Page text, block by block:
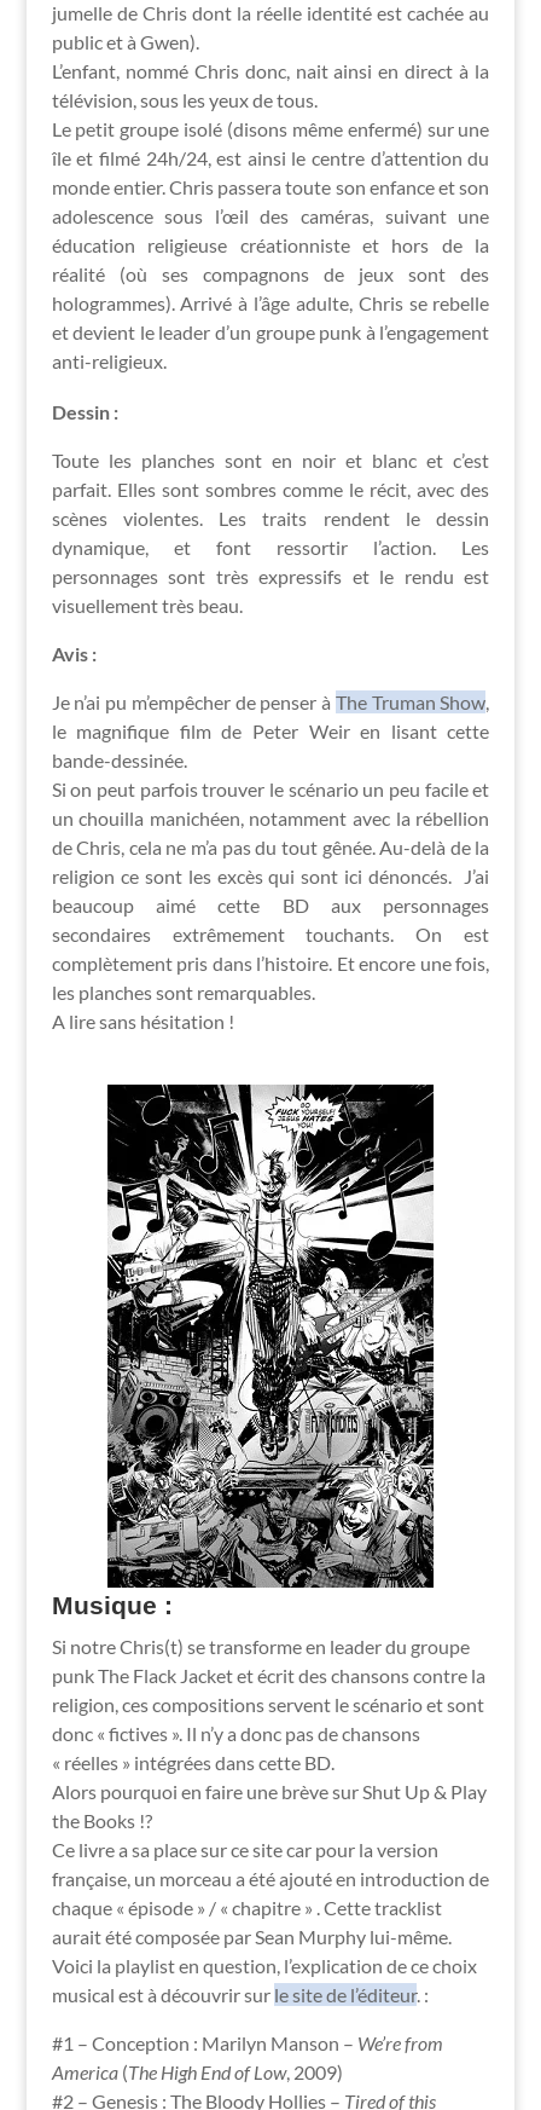
jumelle de Chris dont la réelle identité est cachée au
public et à Gwen).
L’enfant, nommé Chris donc, nait ainsi en direct à la
télévision, sous les yeux de tous.
Le petit groupe isolé (disons même enfermé) sur une
île et filmé 24h/24, est ainsi le centre d’attention du
monde entier. Chris passera toute son enfance et son
adolescence sous l’œil des caméras, suivant une
éducation religieuse créationniste et hors de la
réalité (où ses compagnons de jeux sont des
hologrammes). Arrivé à l’âge adulte, Chris se rebelle
et devient le leader d’un groupe punk à l’engagement
anti-religieux.
Dessin :
Toute les planches sont en noir et blanc et c’est
parfait. Elles sont sombres comme le récit, avec des
scènes violentes. Les traits rendent le dessin
dynamique, et font ressortir l’action. Les
personnages sont très expressifs et le rendu est
visuellement très beau.
Avis :
Je n’ai pu m’empêcher de penser à The Truman Show,
le magnifique film de Peter Weir en lisant cette
bande-dessinée.
Si on peut parfois trouver le scénario un peu facile et
un chouilla manichéen, notamment avec la rébellion
de Chris, cela ne m’a pas du tout gênée. Au-delà de la
religion ce sont les excès qui sont ici dénoncés. J’ai
beaucoup aimé cette BD aux personnages
secondaires extrêmement touchants. On est
complètement pris dans l’histoire. Et encore une fois,
les planches sont remarquables.
A lire sans hésitation !
Musique :
Si notre Chris(t) se transforme en leader du groupe
punk The Flack Jacket et écrit des chansons contre la
religion, ces compositions servent le scénario et sont
donc « fictives ». Il n’y a donc pas de chansons
« réelles » intégrées dans cette BD.
Alors pourquoi en faire une brève sur Shut Up & Play
the Books !?
Ce livre a sa place sur ce site car pour la version
française, un morceau a été ajouté en introduction de
chaque « épisode » / « chapitre » . Cette tracklist
aurait été composée par Sean Murphy lui-même.
Voici la playlist en question, l’explication de ce choix
musical est à découvrir sur le site de l’éditeur. :
#1 – Conception : Marilyn Manson – We’re from
America(The High End of Low, 2009)
#2 – Genesis : The Bloody Hollies – Tired of this